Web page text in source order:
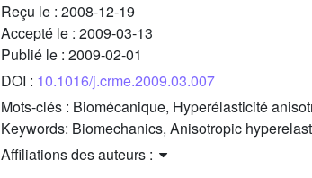
Reçu le : 2008-12-19
Accepté le : 2009-03-13
Publié le : 2009-02-01
DOI : 10.1016/j.crme.2009.03.007
Mots-clés : Biomécanique, Hyperélasticité
Keywords: Biomechanics, Anisotropic
Affiliations des auteurs :